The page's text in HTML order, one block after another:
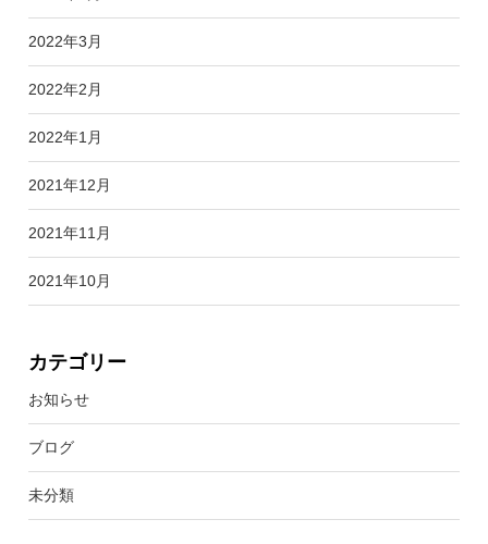
2022年3月
2022年2月
2022年1月
2021年12月
2021年11月
2021年10月
カテゴリー
お知らせ
ブログ
未分類